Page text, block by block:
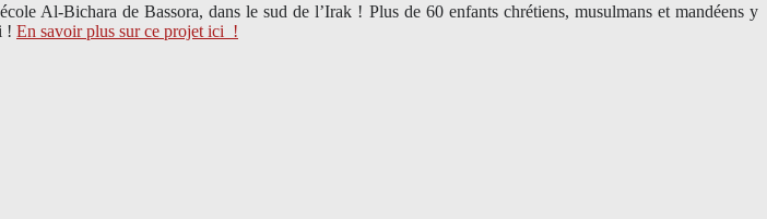
Al-Bichara de Bassora, dans le sud de l’Irak ! Plus de 60 enfants chrétiens, musulmans et mandéens y
! En savoir plus sur ce projet ici !